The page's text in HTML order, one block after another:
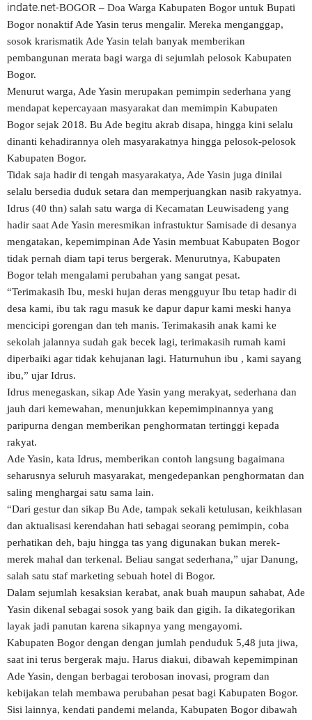
indate.net-BOGOR – Doa Warga Kabupaten Bogor untuk Bupati
Bogor nonaktif Ade Yasin terus mengalir. Mereka menganggap,
sosok krarismatik Ade Yasin telah banyak memberikan
pembangunan merata bagi warga di sejumlah pelosok Kabupaten
Bogor.
Menurut warga, Ade Yasin merupakan pemimpin sederhana yang
mendapat kepercayaan masyarakat dan memimpin Kabupaten
Bogor sejak 2018. Bu Ade begitu akrab disapa, hingga kini selalu
dinanti kehadirannya oleh masyarakatnya hingga pelosok-pelosok
Kabupaten Bogor.
Tidak saja hadir di tengah masyarakatya, Ade Yasin juga dinilai
selalu bersedia duduk setara dan memperjuangkan nasib rakyatnya.
Idrus (40 thn) salah satu warga di Kecamatan Leuwisadeng yang
hadir saat Ade Yasin meresmikan infrastuktur Samisade di desanya
mengatakan, kepemimpinan Ade Yasin membuat Kabupaten Bogor
tidak pernah diam tapi terus bergerak. Menurutnya, Kabupaten
Bogor telah mengalami perubahan yang sangat pesat.
“Terimakasih Ibu, meski hujan deras mengguyur Ibu tetap hadir di
desa kami, ibu tak ragu masuk ke dapur dapur kami meski hanya
mencicipi gorengan dan teh manis. Terimakasih anak kami ke
sekolah jalannya sudah gak becek lagi, terimakasih rumah kami
diperbaiki agar tidak kehujanan lagi. Haturnuhun ibu , kami sayang
ibu,” ujar Idrus.
Idrus menegaskan, sikap Ade Yasin yang merakyat, sederhana dan
jauh dari kemewahan, menunjukkan kepemimpinannya yang
paripurna dengan memberikan penghormatan tertinggi kepada
rakyat.
Ade Yasin, kata Idrus, memberikan contoh langsung bagaimana
seharusnya seluruh masyarakat, mengedepankan penghormatan dan
saling menghargai satu sama lain.
“Dari gestur dan sikap Bu Ade, tampak sekali ketulusan, keikhlasan
dan aktualisasi kerendahan hati sebagai seorang pemimpin, coba
perhatikan deh, baju hingga tas yang digunakan bukan merek-
merek mahal dan terkenal. Beliau sangat sederhana,” ujar Danung,
salah satu staf marketing sebuah hotel di Bogor.
Dalam sejumlah kesaksian kerabat, anak buah maupun sahabat, Ade
Yasin dikenal sebagai sosok yang baik dan gigih. Ia dikategorikan
layak jadi panutan karena sikapnya yang mengayomi.
Kabupaten Bogor dengan dengan jumlah penduduk 5,48 juta jiwa,
saat ini terus bergerak maju. Harus diakui, dibawah kepemimpinan
Ade Yasin, dengan berbagai terobosan inovasi, program dan
kebijakan telah membawa perubahan pesat bagi Kabupaten Bogor.
Sisi lainnya, kendati pandemi melanda, Kabupaten Bogor dibawah